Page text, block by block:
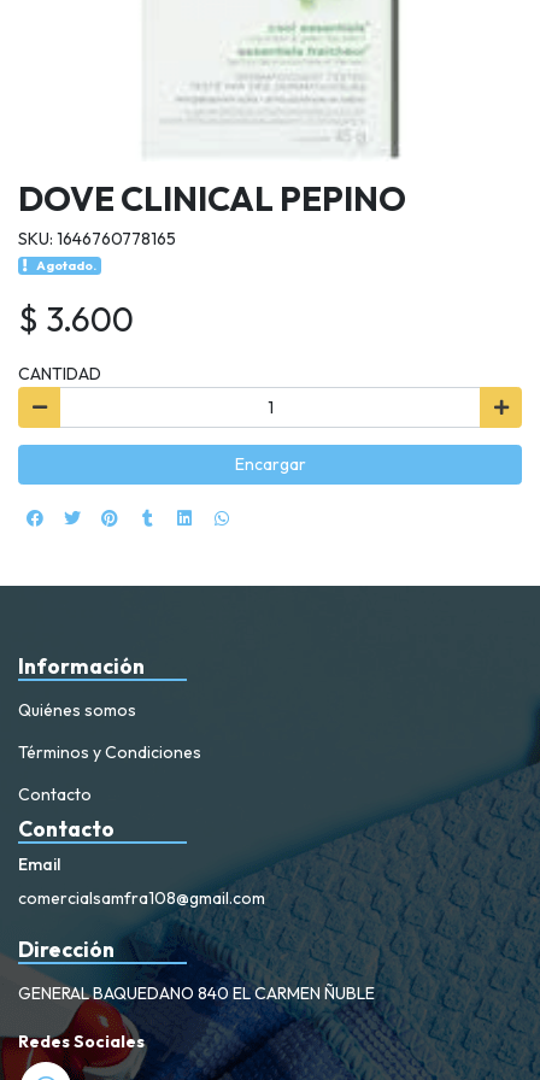
DOVE CLINICAL PEPINO
SKU: 1646760778165
Agotado.
$ 3.600
CANTIDAD
Encargar
Información
Quiénes somos
Términos y Condiciones
Contacto
Contacto
Email
comercialsamfra108@gmail.com
Dirección
GENERAL BAQUEDANO 840 EL CARMEN ÑUBLE
Redes Sociales